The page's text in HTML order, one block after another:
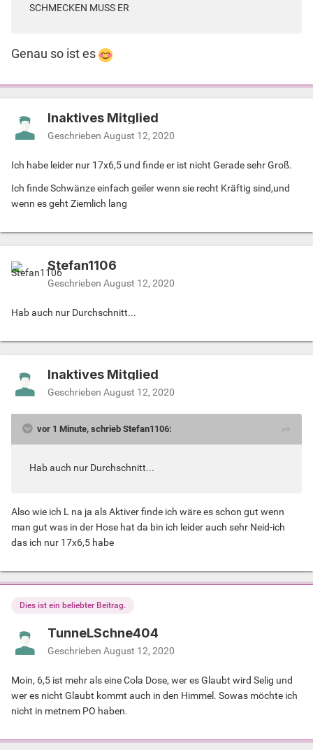
SCHMECKEN MUSS ER
Genau so ist es
Inaktives Mitglied
Geschrieben August 12, 2020
Ich habe leider nur 17x6,5 und finde er ist nicht Gerade sehr Groß.
Ich finde Schwänze einfach geiler wenn sie recht Kräftig sind,und
wenn es geht Ziemlich lang
Stefan1106
Geschrieben August 12, 2020
Hab auch nur Durchschnitt...
Inaktives Mitglied
Geschrieben August 12, 2020
vor 1 Minute, schrieb Stefan1106:
Hab auch nur Durchschnitt...
Also wie ich L na ja als Aktiver finde ich wäre es schon gut wenn
man gut was in der Hose hat da bin ich leider auch sehr Neid-ich
das ich nur 17x6,5 habe
Dies ist ein beliebter Beitrag.
TunneLSchne404
Geschrieben August 12, 2020
Moin, 6,5 ist mehr als eine Cola Dose, wer es Glaubt wird Selig und
wer es nicht Glaubt kommt auch in den Himmel. Sowas möchte ich
nicht in metnem PO haben.